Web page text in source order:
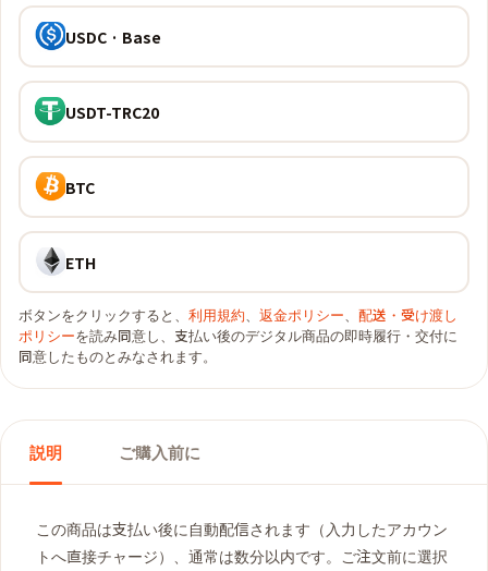
USDC · Base
USDT-TRC20
BTC
ETH
ボタンをクリックすると、 利用規約、 返金ポリシー、 配送・受け渡し
ポリシーを読み同意し、支払い後のデジタル商品の即時履行・交付に
同意したものとみなされます。
説明 ご購入前に
この商品は支払い後に自動配信されます（入力したアカウン
トへ直接チャージ）、通常は数分以内です。ご注文前に選択